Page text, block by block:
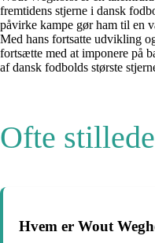
fremtidens stjerne i dansk
påvirke kampe gør ham til
Med hans fortsatte udvikling
fortsætte med at imponere på
af dansk fodbolds største
Ofte
Hvem er Wout